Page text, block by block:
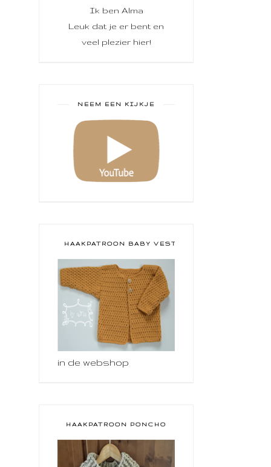
Ik ben Alma
Leuk dat je er bent en
veel plezier hier!
NEEM EEN KIJKJE
HAAKPATROON BABY VESTJE
in de webshop
HAAKPATROON PONCHO